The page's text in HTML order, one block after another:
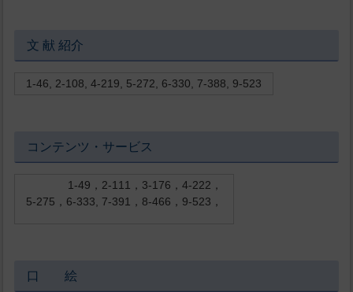
文 献 紹介
1-46, 2-108, 4-219, 5-272, 6-330, 7-388, 9-523
コンテンツ・サービス
1-49，2-111，3-176，4-222，
5-275，6-333, 7-391，8-466，9-523，
口 絵